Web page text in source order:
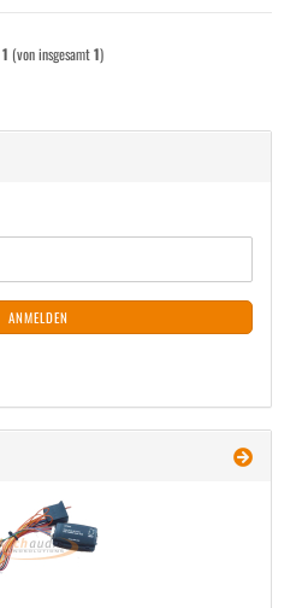
1 (von insgesamt1)
ANMELDEN